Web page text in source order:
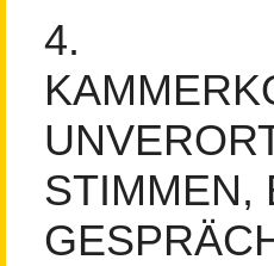
4.
STIMMEN,